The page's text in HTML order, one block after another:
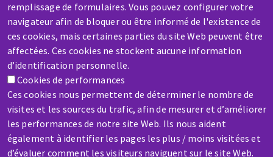
remplissage de formulaires. Vous pouvez configurer votre
navigateur afin de bloquer ou être informé de l'existence de
ces cookies, mais certaines parties du site Web peuvent être
affectées. Ces cookies ne stockent aucune information
d’identification personnelle.
Cookies de performances
Ces cookies nous permettent de déterminer le nombre de
visites et les sources du trafic, afin de mesurer et d’améliorer
les performances de notre site Web. Ils nous aident
également à identifier les pages les plus / moins visitées et
d’évaluer comment les visiteurs naviguent sur le site Web.
SAV / RÉPARATION
Une machine cassée ? En panne ?
Contactez-nous